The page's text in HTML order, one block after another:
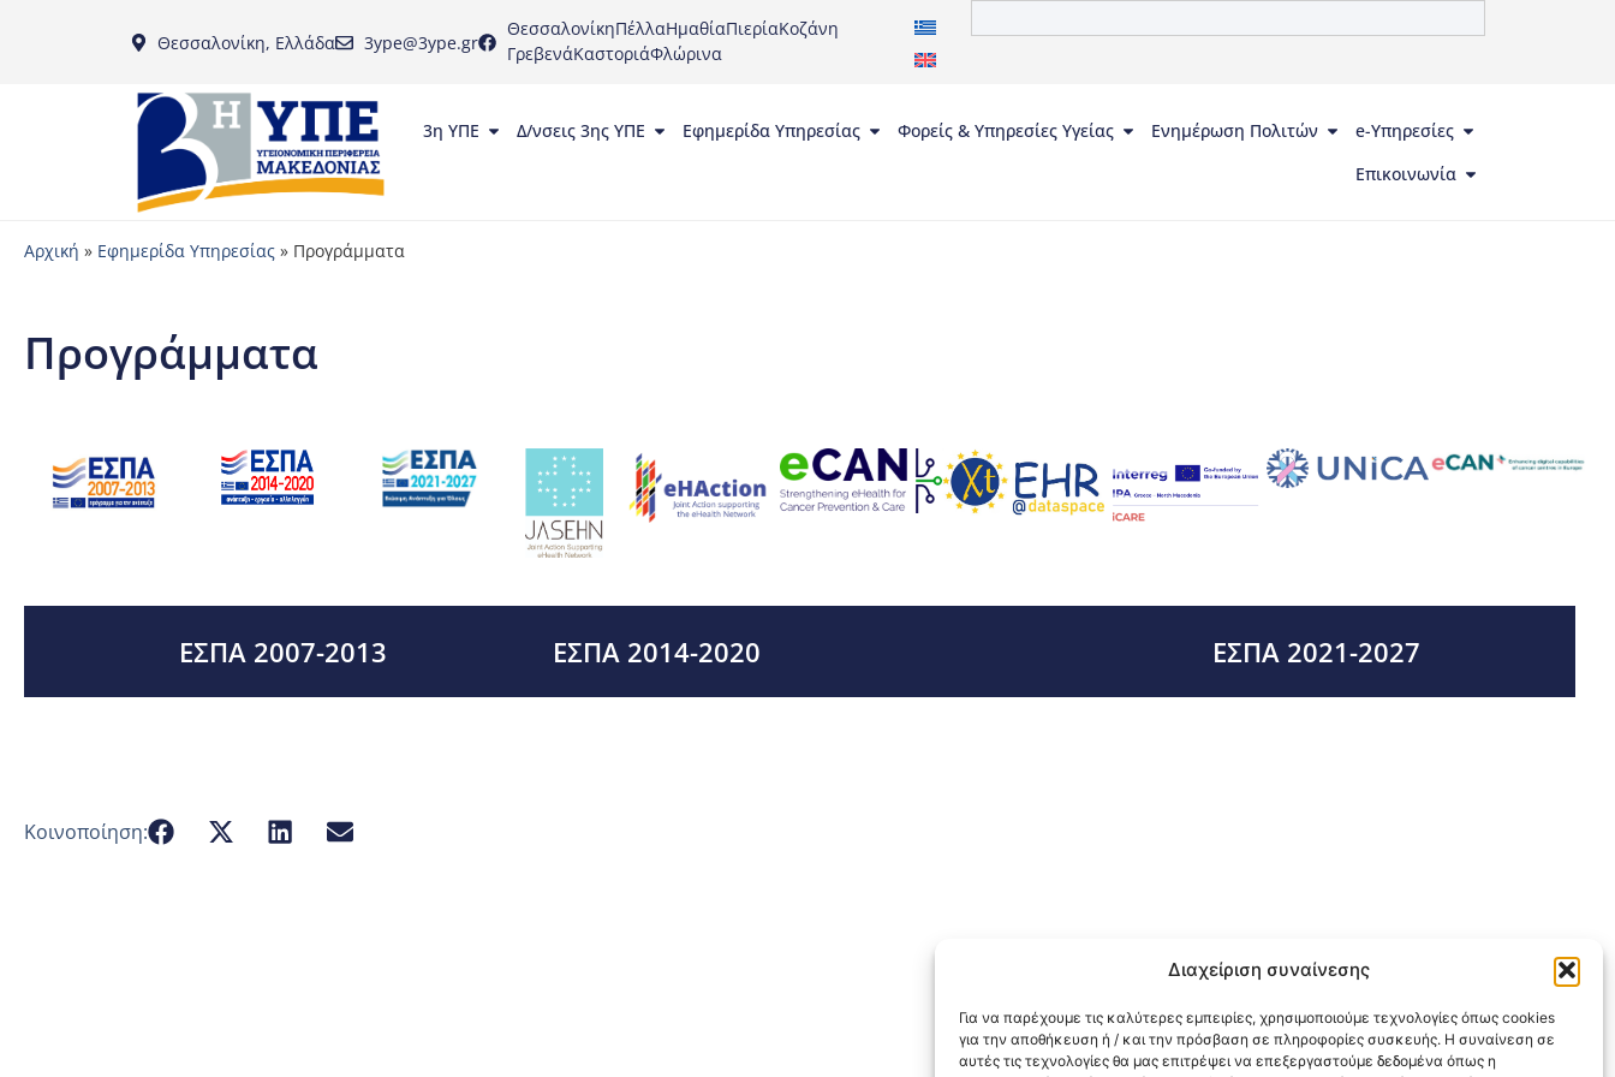
Διαχείριση συναίνεσης
Για να παρέχουμε τις καλύτερες εμπειρίες, χρησιμοποιούμε τεχνολογίες όπως cookies
για την αποθήκευση ή / και την πρόσβαση σε πληροφορίες συσκευής. Η συναίνεση σε
αυτές τις τεχνολογίες θα μας επιτρέψει να επεξεργαστούμε δεδομένα όπως η
Θεσσαλονίκη, Ελλάδα 3ype@3ype.gr
ΘεσσαλονίκηΠέλλαΗμαθίαΠιερίαΚοζάνη
ΓρεβενάΚαστοριάΦλώρινα
3η ΥΠΕ Δ/νσεις 3ης ΥΠΕ Εφημερίδα Υπηρεσίας Φορείς & Υπηρεσίες Υγείας Ενημέρωση Πολιτών
e-Υπηρεσίες
Επικοινωνία
Αρχική » Εφημερίδα Υπηρεσίας » Προγράμματα
Προγράμματα
ΕΣΠΑ 2007-2013 ΕΣΠΑ 2014-2020 ΕΣΠΑ 2021-2027
Κοινοποίηση: